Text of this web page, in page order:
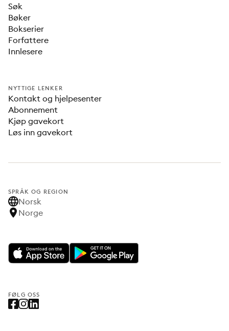
Søk
Bøker
Bokserier
Forfattere
Innlesere
NYTTIGE LENKER
Kontakt og hjelpesenter
Abonnement
Kjøp gavekort
Løs inn gavekort
SPRÅK OG REGION
Norsk
Norge
FØLG OSS